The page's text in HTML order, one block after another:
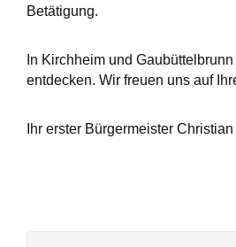
Betätigung.
In Kirchheim und
entdecken. Wir freuen uns auf
Ihr erster Bürgermeister